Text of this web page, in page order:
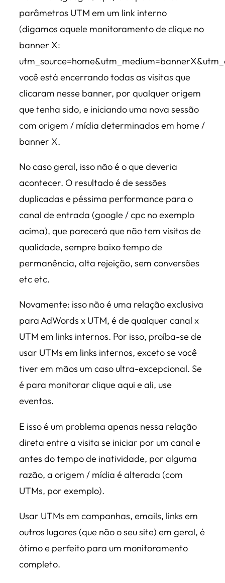
parâmetros UTM em um link interno
(digamos aquele monitoramento de clique no
banner X:
você está encerrando todas as visitas que
clicaram nesse banner, por qualquer origem
que tenha sido, e iniciando uma nova sessão
com origem / mídia determinados em home /
banner X.
No caso geral, isso não é o que deveria
acontecer. O resultado é de sessões
duplicadas e péssima performance para o
canal de entrada (google / cpc no exemplo
acima), que parecerá que não tem visitas de
qualidade, sempre baixo tempo de
permanência, alta rejeição, sem conversões
etc etc.
Novamente: isso não é uma relação exclusiva
para AdWords x UTM, é de qualquer canal x
UTM em links internos. Por isso, proíba-se de
usar UTMs em links internos, exceto se você
tiver em mãos um caso ultra-excepcional. Se
é para monitorar clique aqui e ali, use
eventos.
E isso é um problema apenas nessa relação
direta entre a visita se iniciar por um canal e
antes do tempo de inatividade, por alguma
razão, a origem / mídia é alterada (com
UTMs, por exemplo).
Usar UTMs em campanhas, emails, links em
outros lugares (que não o seu site) em geral, é
ótimo e perfeito para um monitoramento
completo.